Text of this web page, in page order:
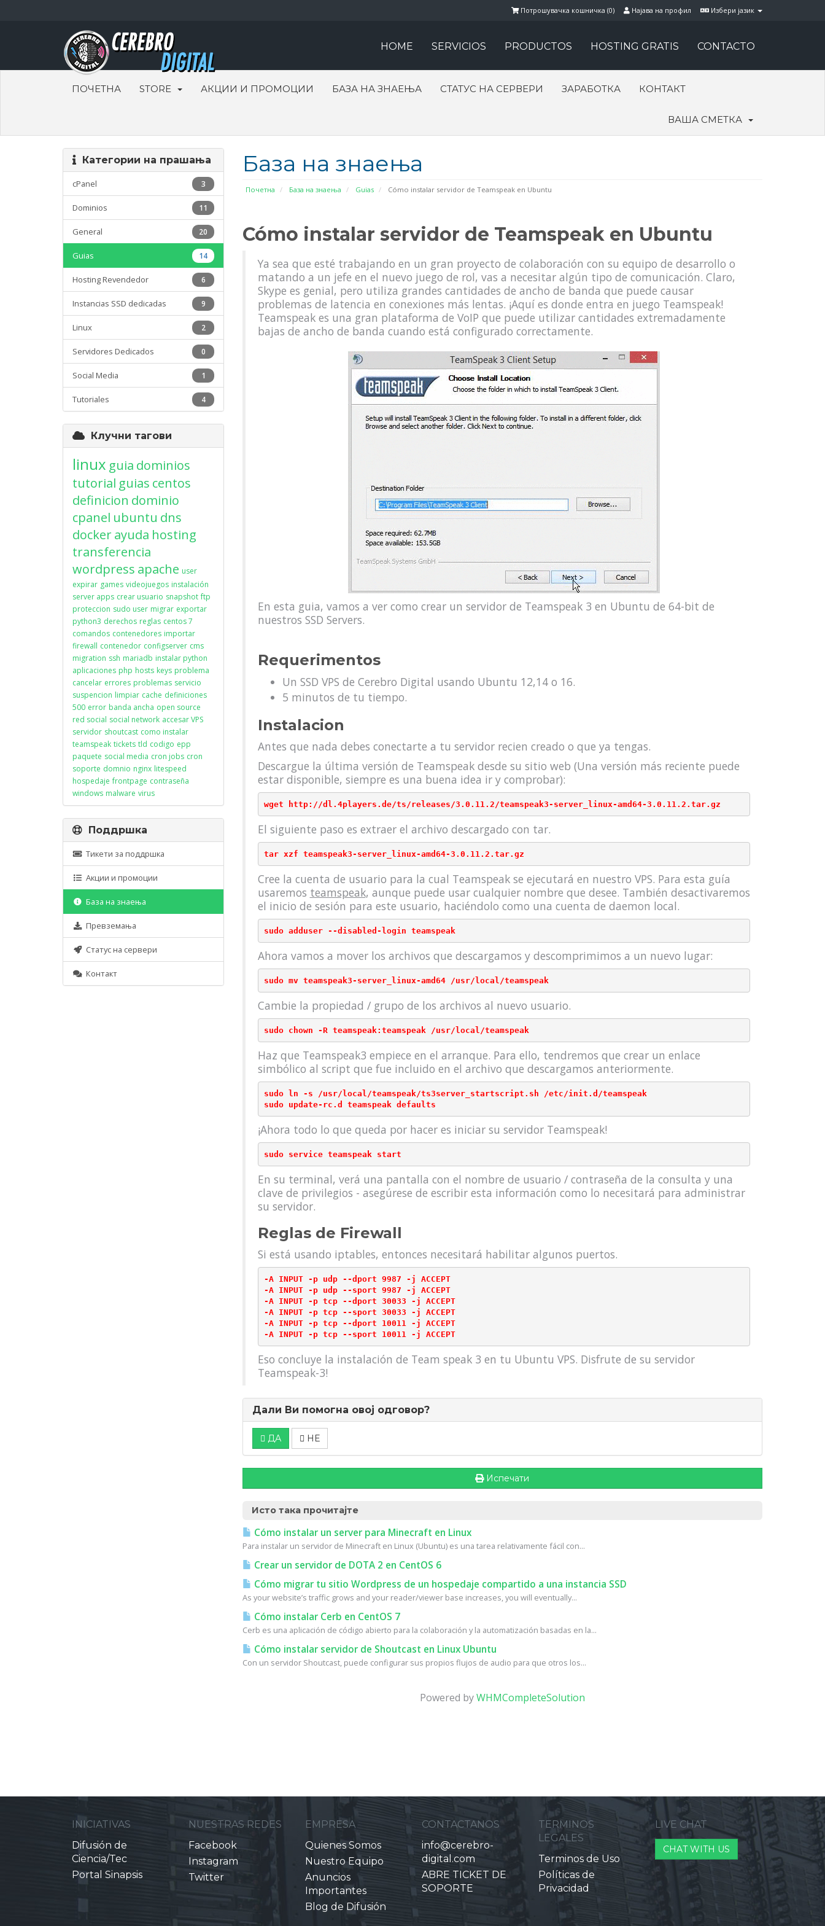
Избери јазик
Најава на профил
Потрошувачка кошничка (0)
HOME SERVICIOS PRODUCTOS HOSTING GRATIS CONTACTO
ПОЧЕТНА STORE АКЦИИ И ПРОМОЦИИ БАЗА НА ЗНАЕЊА СТАТУС НА СЕРВЕРИ ЗАРАБОТКА КОНТАКТ
ВАША СМЕТКА
База на знаења
Почетна База на знаења Guias Cómo instalar servidor de Teamspeak en Ubuntu
Категории на прашања
3
cPanel
11
Dominios
20
General
14
Guias
6
Hosting Revendedor
9
Instancias SSD dedicadas
2
Linux
0
Servidores Dedicados
1
Social Media
4
Tutoriales
Cómo instalar servidor de Teamspeak en Ubuntu
Ya sea que esté trabajando en un gran proyecto de colaboración con su equipo de desarrollo o
matando a un jefe en el nuevo juego de rol, vas a necesitar algún tipo de comunicación. Claro,
Skype es genial, pero utiliza grandes cantidades de ancho de banda que puede causar
problemas de latencia en conexiones más lentas. ¡Aquí es donde entra en juego Teamspeak!
Teamspeak es una gran plataforma de VoIP que puede utilizar cantidades extremadamente
bajas de ancho de banda cuando está configurado correctamente.
En esta guia, vamos a ver como crear un servidor de Teamspeak 3 en Ubuntu de 64-bit de
nuestros SSD Servers.
Requerimentos
Un SSD VPS de Cerebro Digital usando Ubuntu 12,14 o 16.
5 minutos de tu tiempo.
Instalacion
Antes que nada debes conectarte a tu servidor recien creado o que ya tengas.
Descargue la última versión de Teamspeak desde su sitio web (Una versión más reciente puede
estar disponible, siempre es una buena idea ir y comprobar):
El siguiente paso es extraer el archivo descargado con tar.
Cree la cuenta de usuario para la cual Teamspeak se ejecutará en nuestro VPS. Para esta guía
usaremos teamspeak, aunque puede usar cualquier nombre que desee. También desactivaremos
el inicio de sesión para este usuario, haciéndolo como una cuenta de daemon local.
Ahora vamos a mover los archivos que descargamos y descomprimimos a un nuevo lugar:
sudo mv teamspeak3-server_linux-amd64 /usr/local/teamspeak
Cambie la propiedad / grupo de los archivos al nuevo usuario.
Haz que Teamspeak3 empiece en el arranque. Para ello, tendremos que crear un enlace
simbólico al script que fue incluido en el archivo que descargamos anteriormente.
sudo ln -s /usr/local/teamspeak/ts3server_startscript.sh /etc/init.d/teamspeak
¡Ahora todo lo que queda por hacer es iniciar su servidor Teamspeak!
En su terminal, verá una pantalla con el nombre de usuario / contraseña de la consulta y una
clave de privilegios - asegúrese de escribir esta información como lo necesitará para administrar
su servidor.
Reglas de Firewall
Si está usando iptables, entonces necesitará habilitar algunos puertos.
-A INPUT -p udp --dport 9987 -j ACCEPT
-A INPUT -p udp --sport 9987 -j ACCEPT
-A INPUT -p tcp --dport 30033 -j ACCEPT
-A INPUT -p tcp --sport 30033 -j ACCEPT
-A INPUT -p tcp --dport 10011 -j ACCEPT
Eso concluye la instalación de Team speak 3 en tu Ubuntu VPS. Disfrute de su servidor
Teamspeak-3!
Дали Ви помогна овој одговор?
ДА НЕ
Испечати
Исто така прочитајте
Cómo instalar un server para Minecraft en Linux
Para instalar un servidor de Minecraft en Linux (Ubuntu) es una tarea relativamente fácil con...
Crear un servidor de DOTA 2 en CentOS 6
Cómo migrar tu sitio Wordpress de un hospedaje compartido a una instancia SSD
As your website’s traffic grows and your reader/viewer base increases, you will eventually...
Cómo instalar Cerb en CentOS 7
Cerb es una aplicación de código abierto para la colaboración y la automatización basadas en la...
Cómo instalar servidor de Shoutcast en Linux Ubuntu
Con un servidor Shoutcast, puede configurar sus propios flujos de audio para que otros los...
Powered byWHMCompleteSolution
Клучни тагови
linux guia dominios
tutorial guias centos
definicion dominio
cpanel ubuntu dns
dockerayuda hosting
transferencia
wordpress apache user
expirar games videojuegos instalación
server apps crear usuario snapshot ftp
proteccion sudo user migrar exportar
python3 derechos reglas centos 7
comandos contenedores importar
firewall contenedor configserver cms
migration ssh mariadb instalar python
aplicaciones php hosts keys problema
cancelar errores problemas servicio
suspencion limpiar cache definiciones
500 error banda ancha open source
red social social network accesar VPS
servidor shoutcast como instalar
teamspeak tickets tld codigo epp
paquete social media cron jobs cron
soporte domnio nginx litespeed
hospedaje frontpage contraseña
windows malware virus
Поддршка
Тикети за поддршка
Акции и промоции
База на знаења
Превземања
Статус на сервери
Контакт
INICIATIVAS
Difusión de
Ciencia/Tec
Portal Sinapsis
NUESTRAS REDES
Facebook
Instagram
Twitter
EMPRESA
Quienes Somos
Nuestro Equipo
Anuncios
Importantes
Blog de Difusión
CONTACTANOS
info@cerebro-
digital.com
ABRE TICKET DE
SOPORTE
TERMINOS
LEGALES
Terminos de Uso
Políticas de
Privacidad
LIVE CHAT
CHAT WITH US